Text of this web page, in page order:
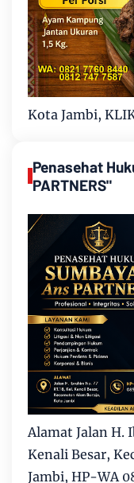
Kota Jambi,
Penasehat
PARTNERS"
Alamat Jalan H.
Kenali Besar,
Jambi, HP-WA